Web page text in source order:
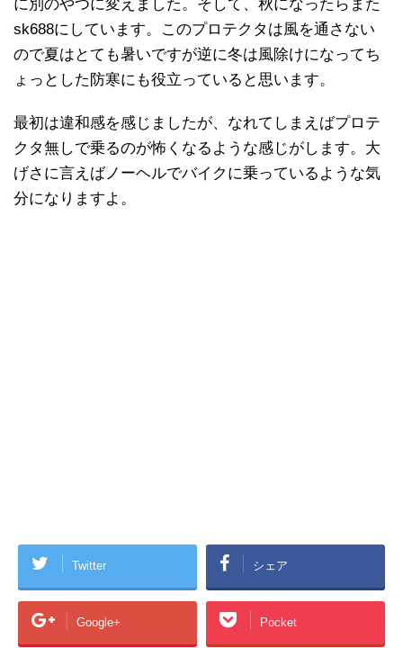
に別のやつに変えました。そして、秋になったらまた
sk688にしています。このプロテクタは風を通さない
ので夏はとても暑いですが逆に冬は風除けになってち
ょっとした防寒にも役立っていると思います。
最初は違和感を感じましたが、なれてしまえばプロテ
クタ無しで乗るのが怖くなるような感じがします。大
げさに言えばノーヘルでバイクに乗っているような気
分になりますよ。
Twitter シェア
Google+ Pocket